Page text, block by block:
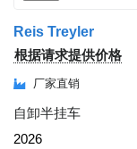
Reis Treyler
根据请求提供价格
厂家直销
自卸半挂车
2026